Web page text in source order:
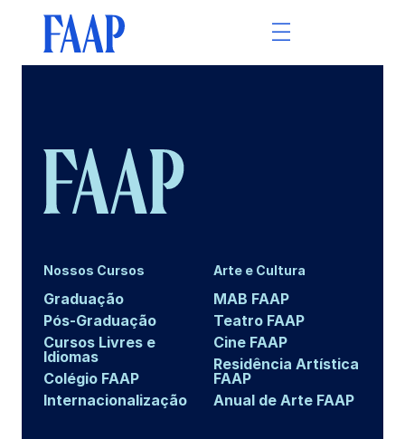
Nossos Cursos
Graduação
Pós-Graduação
Cursos Livres e
Idiomas
Colégio FAAP
Internacionalização
Arte e Cultura
MAB FAAP
Teatro FAAP
Cine FAAP
Residência Artística
FAAP
Anual de Arte FAAP